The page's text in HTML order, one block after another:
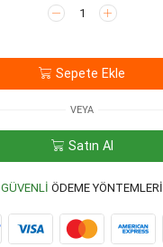
Filtreli
Ara
1/2-
3/8
adet
Sepete Ekle
VEYA
Satın Al
GÜVENLI ÖDEME YÖNTEMLERI